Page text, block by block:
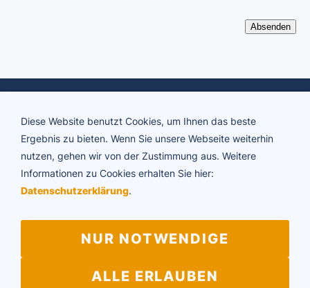
ADTV Tanzschule Brigitte Rühl
info@tanzschule-ruehl.de
Vertragskündigung
Diese Website benutzt Cookies, um Ihnen das beste
Ergebnis zu bieten. Wenn Sie unsere Webseite weiterhin
nutzen, gehen wir von der Zustimmung aus. Weitere
Informationen zu Cookies erhalten Sie hier:
Datenschutzerklärung.
NUR NOTWENDIGE
ALLE ERLAUBEN